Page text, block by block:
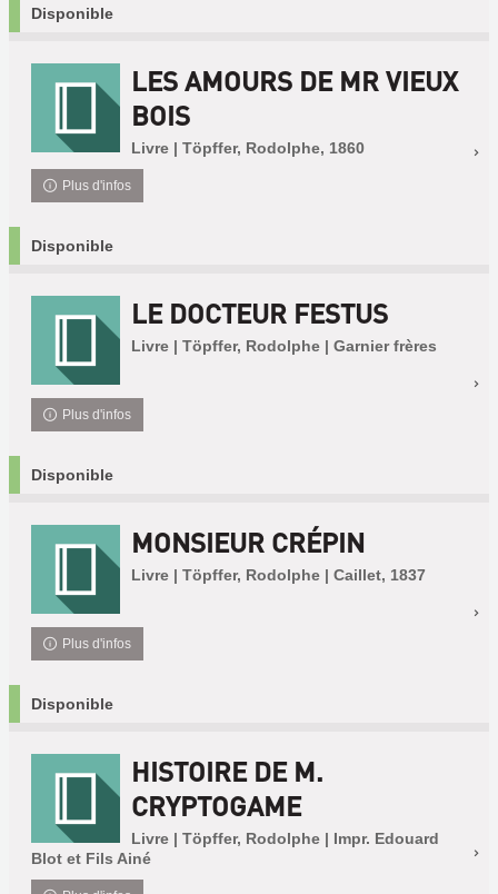
Disponible
LES AMOURS DE MR VIEUX
BOIS
Livre | Töpffer, Rodolphe, 1860
Plus d'infos
Disponible
LE DOCTEUR FESTUS
Livre | Töpffer, Rodolphe | Garnier frères
Plus d'infos
Disponible
MONSIEUR CRÉPIN
Livre | Töpffer, Rodolphe | Caillet, 1837
Plus d'infos
Disponible
HISTOIRE DE M.
CRYPTOGAME
Livre | Töpffer, Rodolphe | Impr. Edouard
Blot et Fils Ainé